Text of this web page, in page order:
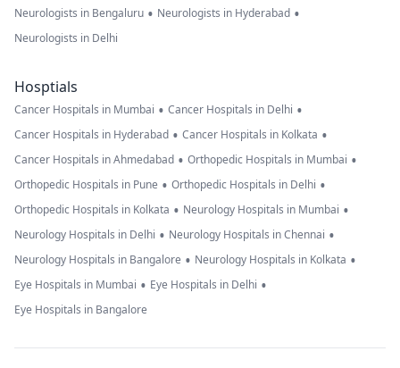
Neurologists in Bengaluru • Neurologists in Hyderabad •
Neurologists in Delhi
Hosptials
Cancer Hospitals in Mumbai • Cancer Hospitals in Delhi •
Cancer Hospitals in Hyderabad • Cancer Hospitals in Kolkata •
Cancer Hospitals in Ahmedabad • Orthopedic Hospitals in Mumbai •
Orthopedic Hospitals in Pune • Orthopedic Hospitals in Delhi •
Orthopedic Hospitals in Kolkata • Neurology Hospitals in Mumbai •
Neurology Hospitals in Delhi • Neurology Hospitals in Chennai •
Neurology Hospitals in Bangalore • Neurology Hospitals in Kolkata •
Eye Hospitals in Mumbai • Eye Hospitals in Delhi •
Eye Hospitals in Bangalore